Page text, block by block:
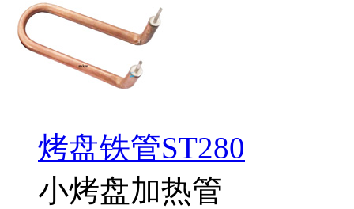
烤盘铁管ST280
小烤盘加热管